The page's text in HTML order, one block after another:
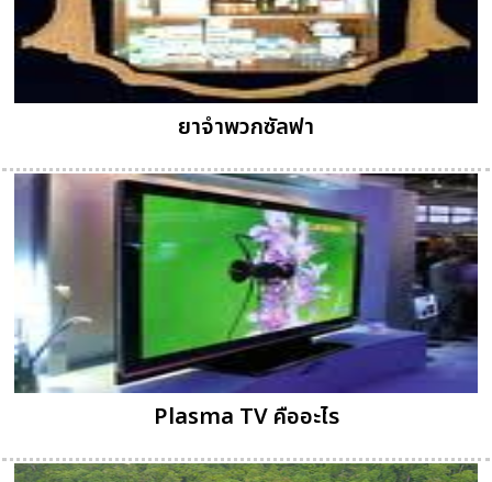
ยาจำพวกซัลฟา
Plasma TV คืออะไร